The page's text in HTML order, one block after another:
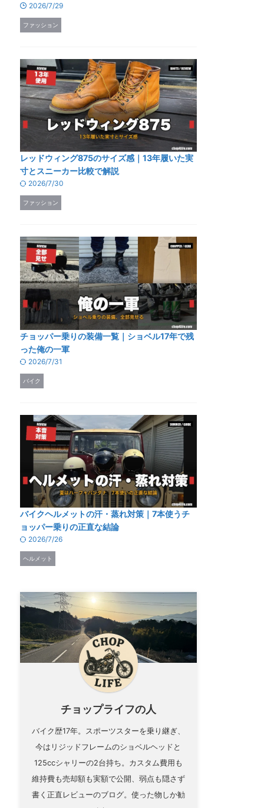
2026/7/29
ファッション
レッドウィング875のサイズ感｜13年履いた実
寸とスニーカー比較で解説
2026/7/30
ファッション
チョッパー乗りの装備一覧｜ショベル17年で残
った俺の一軍
2026/7/31
バイク
バイクヘルメットの汗・蒸れ対策｜7本使うチ
ョッパー乗りの正直な結論
2026/7/26
ヘルメット
チョップライフの人
バイク歴17年。スポーツスターを乗り継ぎ、
今はリジッドフレームのショベルヘッドと
125ccシャリーの2台持ち。カスタム費用も
維持費も売却額も実額で公開、弱点も隠さず
書く正直レビューのブログ。使った物しか勧